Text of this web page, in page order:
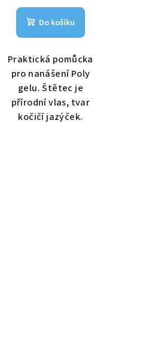
Do košíku
Praktická pomůcka
pro nanášení Poly
gelu. Štětec je
přírodní vlas, tvar
kočičí jazýček.